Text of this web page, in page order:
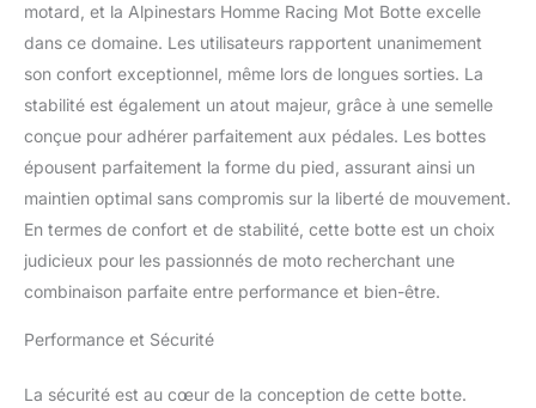
principal construit à l’aide
de microfibres pour une
résistance optimale à
l’abrasion, tout en offrant
des niveaux élevés de
flexibilité. Guêtre
supérieure redessinée
dans le matériel de
microfibre avec le TPU
au-dessus de l’injection
accrue. Nouveau dis
Nouvelle plaque tpu shin
motard, et la Alpinestars Homme Racing Mot Botte excelle
dans ce domaine. Les utilisateurs rapportent unanimement
son confort exceptionnel, même lors de longues sorties. La
stabilité est également un atout majeur, grâce à une semelle
conçue pour adhérer parfaitement aux pédales. Les bottes
épousent parfaitement la forme du pied, assurant ainsi un
maintien optimal sans compromis sur la liberté de mouvement.
En termes de confort et de stabilité, cette botte est un choix
judicieux pour les passionnés de moto recherchant une
combinaison parfaite entre performance et bien-être.
Performance et Sécurité
La sécurité est au cœur de la conception de cette botte.